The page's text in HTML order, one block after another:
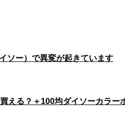
ソー）で異変が起きています
える？＋100均ダイソーカラー